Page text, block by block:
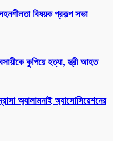
বিষয়ক প্রকল্প সভা
কুপিয়ে হত্যা, স্ত্রী আহত
অ্যালামনাই অ্যাসোসিয়েশনের